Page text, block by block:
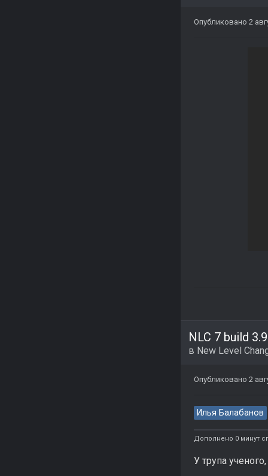
Опубликовано 2
NLC 7 build 3.9
в New Level
Опубликовано 2
Илья Балабанов
Дополнено 0 минут
У трупа